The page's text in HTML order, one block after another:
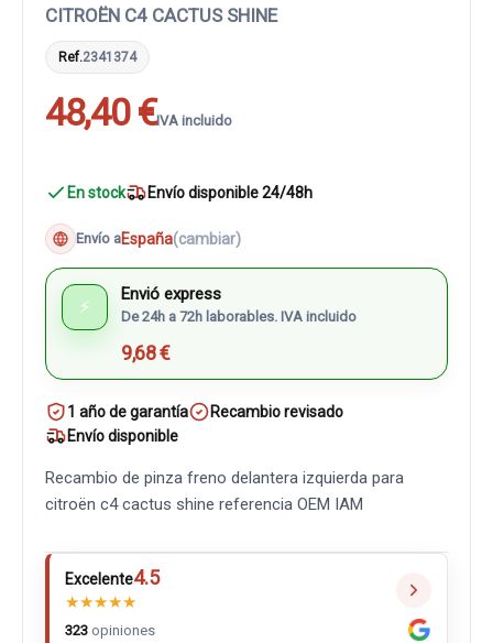
CITROËN C4 CACTUS SHINE
Ref.2341374
48,40 €IVA incluido
En stock Envío disponible 24/48h
Envío aEspaña(cambiar)
⚡
Envió express
De 24h a 72h laborables. IVA incluido
9,68 €
1 año de garantía
Recambio revisado
Envío disponible
Recambio de pinza freno delantera izquierda para
citroën c4 cactus shine referencia OEM IAM
Excelente4.5
★★★★★
323 opiniones